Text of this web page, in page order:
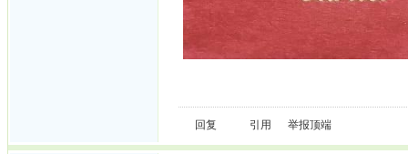
回复 引用 举报顶端